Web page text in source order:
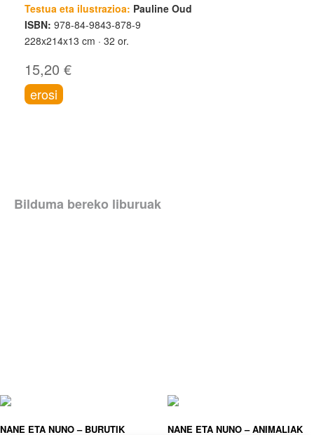
Testua eta ilustrazioa: Pauline Oud
ISBN: 978-84-9843-878-9
228x214x13 cm
32 or.
15,20 €
erosi
Bilduma bereko liburuak
NANE ETA NUNO – BURUTIK NANE ETA NUNO – ANIMALIAK